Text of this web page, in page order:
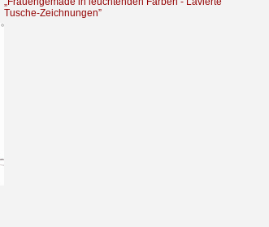
Tusche-Zeichnungen”